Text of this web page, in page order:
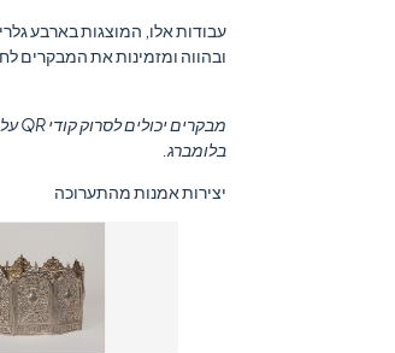
עבודות אלו, המוצגות בארבע
ובהווה ומזמינות את המבקרים
מבקרים יכולים לסרוק קודי QR על לוחות ותוויות של חפצים, מה שמאפשר להם למצוא את
בלומברג.
יצירות אמנות מהתערוכה